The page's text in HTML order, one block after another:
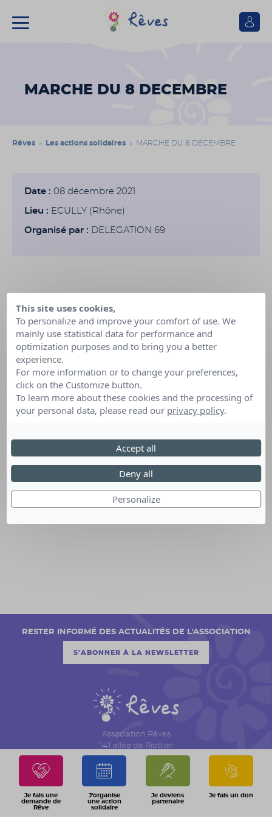
Se
MARCHE DU 8 DECEMBRE
Je fais une
demande de
Rêve
J'organise
une action
solidaire
Je deviens
partenaire
Je fais un don
Rêves » Les actions solidaires » MARCHE DU 8 DECEMBRE
Date : 08 décembre 2021
Lieu : ECULLY (Rhône)
Organisé par : DELEGATION 69
Association Rêves
141 allée de Riottier
CS 7007 – Limas
69651 Villefranche sur Saône Cedex
04 74 06 30 00
RESTER INFORMÉ DES ACTUALITÉS DE L'ASSOCIATION
S'ABONNER À LA NEWSLETTER
This site uses cookies,
To personalize and improve your comfort of use. We
mainly use statistical data for performance and
optimization purposes and to bring you a better
experience.
For more information or to change your preferences,
click on the Customize button.
To learn more about these cookies and the processing of
your personal data, please read our privacy policy.
Personalize
Deny all
Accept all